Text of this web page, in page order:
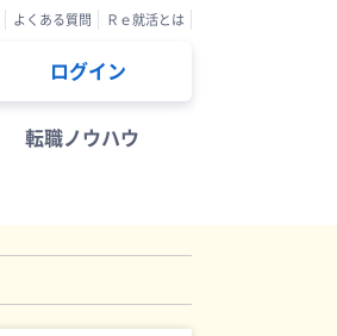
よくある質問 Ｒｅ就活とは
ログイン
転職ノウハウ